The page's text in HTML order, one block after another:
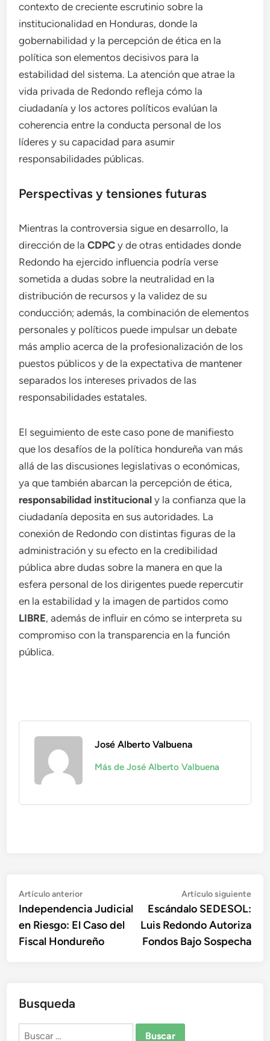
contexto de creciente escrutinio sobre la
institucionalidad en Honduras, donde la
gobernabilidad y la percepción de ética en la
política son elementos decisivos para la
estabilidad del sistema. La atención que atrae la
vida privada de Redondo refleja cómo la
ciudadanía y los actores políticos evalúan la
coherencia entre la conducta personal de los
líderes y su capacidad para asumir
responsabilidades públicas.
Perspectivas y tensiones futuras
Mientras la controversia sigue en desarrollo, la
dirección de laCDPC y de otras entidades donde
Redondo ha ejercido influencia podría verse
sometida a dudas sobre la neutralidad en la
distribución de recursos y la validez de su
conducción; además, la combinación de elementos
personales y políticos puede impulsar un debate
más amplio acerca de la profesionalización de los
puestos públicos y de la expectativa de mantener
separados los intereses privados de las
responsabilidades estatales.
El seguimiento de este caso pone de manifiesto
que los desafíos de la política hondureña van más
allá de las discusiones legislativas o económicas,
ya que también abarcan la percepción de ética,
responsabilidad institucional y la confianza que la
ciudadanía deposita en sus autoridades. La
conexión de Redondo con distintas figuras de la
administración y su efecto en la credibilidad
pública abre dudas sobre la manera en que la
esfera personal de los dirigentes puede repercutir
en la estabilidad y la imagen de partidos como
LIBRE, además de influir en cómo se interpreta su
compromiso con la transparencia en la función
pública.
José Alberto Valbuena
Más de José Alberto Valbuena
Navegación
de
entradas
Artículo anteriorArtículo
anterior:
Independencia Judicial
en Riesgo: El Caso del
Fiscal Hondureño
Artículo siguiente
Escándalo SEDESOL:
Luis Redondo Autoriza
Fondos Bajo Sospecha
Busqueda
Buscar: